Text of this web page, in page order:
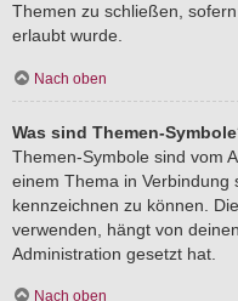
Themen zu schließen,
erlaubt wurde.
Nach oben
Was sind Themen-
Themen-Symbole sind vom
einem Thema in
kennzeichnen zu können.
verwenden, hängt von
Administration gesetzt hat.
Nach oben